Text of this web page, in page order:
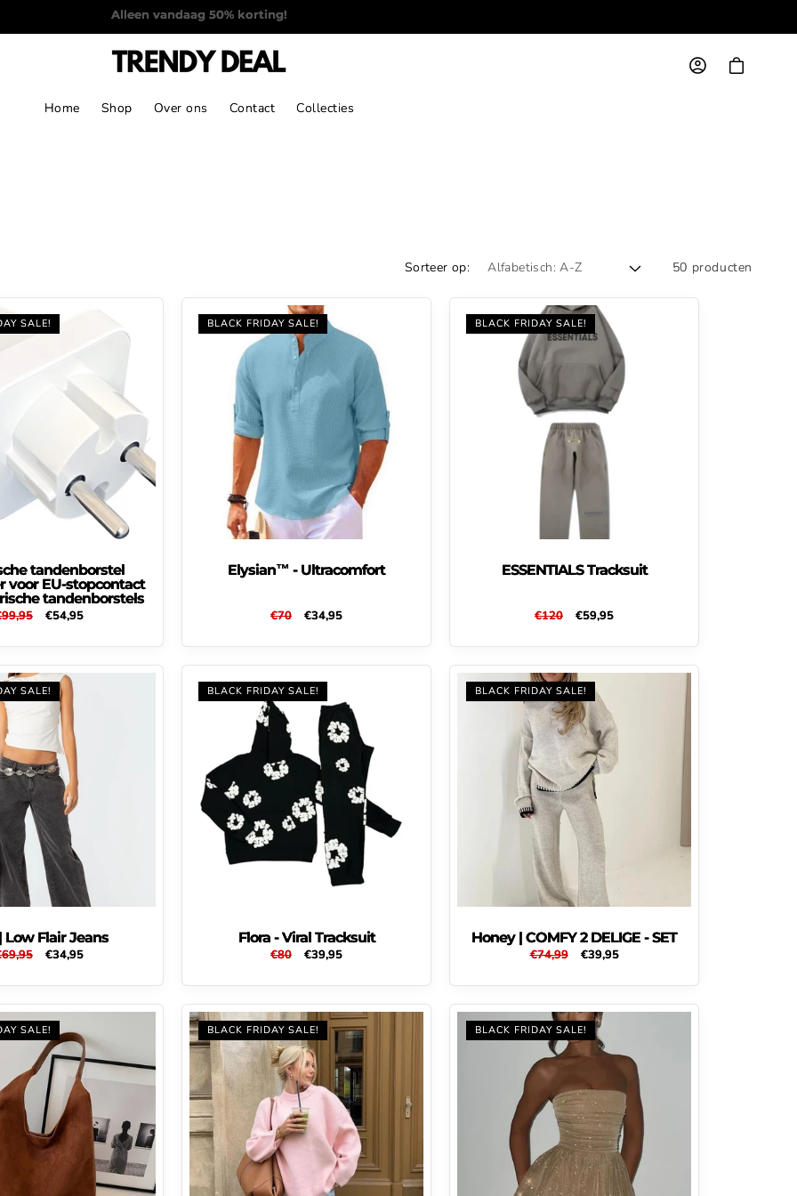
Vandaag besteld, morgen verzonden!
Home Shop Over ons Contact Collecties
InloggenWinkelwagen
Sorteer op: 50 producten
SALE!
tandenborstel
voor EU-stopcontact
tandenborstels
Aanbiedingsprijs
€54,95
BLACK FRIDAY SALE!
Elysian™ - Ultracomfort
Normale
€70 Aanbiedingsprijs
€34,95
BLACK FRIDAY SALE!
ESSENTIALS Tracksuit
Normale
€120 Aanbiedingsprijs
€59,95
SALE!
Low Flair Jeans
Aanbiedingsprijs
€34,95
BLACK FRIDAY SALE!
Flora - Viral Tracksuit
Normale
€80 Aanbiedingsprijs
€39,95
BLACK FRIDAY SALE!
Honey | COMFY 2 DELIGE - SET
Normale
€74,99 Aanbiedingsprijs
€39,95
SALE! BLACK FRIDAY SALE! BLACK FRIDAY SALE!